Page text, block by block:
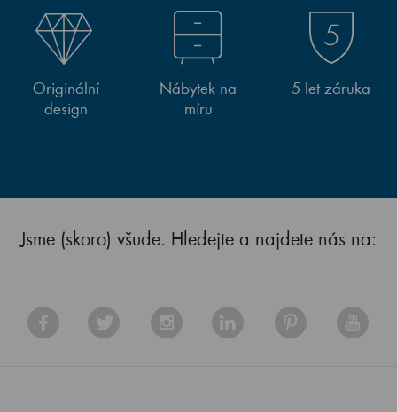
Originální
design
Nábytek na
míru
5 let záruka
Jsme (skoro) všude. Hledejte a najdete nás na: